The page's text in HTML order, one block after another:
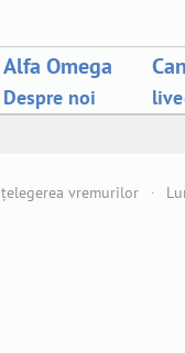
Alfa Omega
Despre noi
vremurilor